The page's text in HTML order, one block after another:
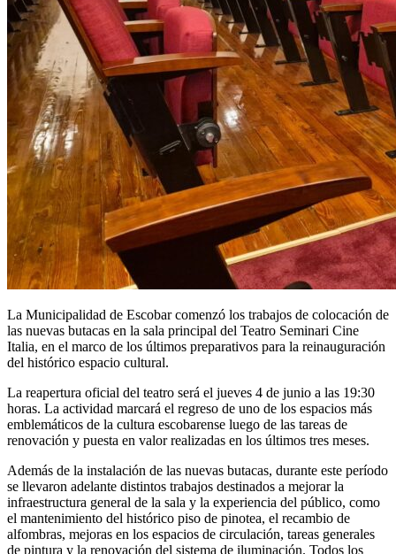
La Municipalidad de Escobar comenzó los trabajos de colocación de
las nuevas butacas en la sala principal del Teatro Seminari Cine
Italia, en el marco de los últimos preparativos para la reinauguración
del histórico espacio cultural.
La reapertura oficial del teatro será el jueves 4 de junio a las 19:30
horas. La actividad marcará el regreso de uno de los espacios más
emblemáticos de la cultura escobarense luego de las tareas de
renovación y puesta en valor realizadas en los últimos tres meses.
Además de la instalación de las nuevas butacas, durante este período
se llevaron adelante distintos trabajos destinados a mejorar la
infraestructura general de la sala y la experiencia del público, como
el mantenimiento del histórico piso de pinotea, el recambio de
alfombras, mejoras en los espacios de circulación, tareas generales
de pintura y la renovación del sistema de iluminación. Todos los